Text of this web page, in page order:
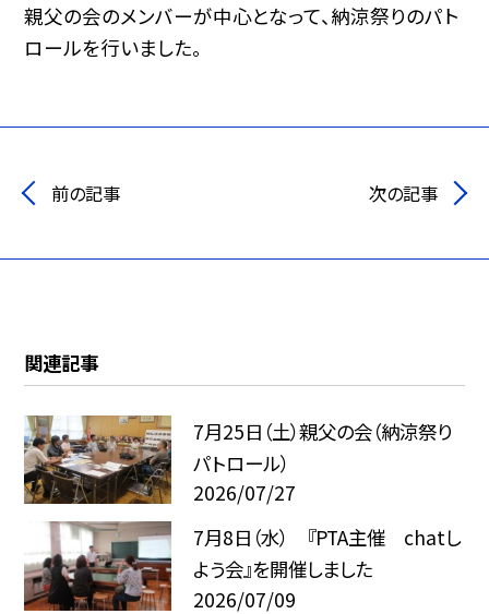
親父の会のメンバーが中心となって、納涼祭りのパト
ロールを行いました。
前の記事 次の記事
関連記事
7月25日（土）親父の会（納涼祭り
パトロール）
2026/07/27
7月8日（水） 『PTA主催 chatし
よう会』を開催しました
2026/07/09